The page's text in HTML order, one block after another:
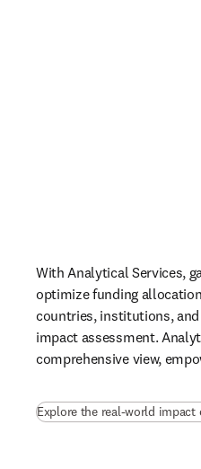
With Analytical Services,
optimize funding
countries, institutions,
impact assessment.
comprehensive view,
Explore the real-world impact